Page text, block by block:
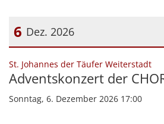
6 Dez. 2026
Datum: 6. Dezember 2026
St. Johannes der Täufer Weiterstadt:
Adventskonzert der
Sonntag, 6. Dezember 2026 17:00